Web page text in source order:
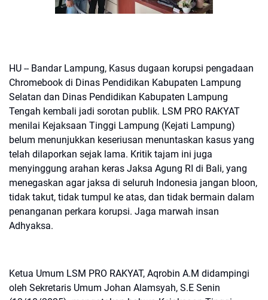
HU -- Bandar Lampung, Kasus dugaan korupsi pengadaan
Chromebook di Dinas Pendidikan Kabupaten Lampung
Selatan dan Dinas Pendidikan Kabupaten Lampung
Tengah kembali jadi sorotan publik. LSM PRO RAKYAT
menilai Kejaksaan Tinggi Lampung (Kejati Lampung)
belum menunjukkan keseriusan menuntaskan kasus yang
telah dilaporkan sejak lama. Kritik tajam ini juga
menyinggung arahan keras Jaksa Agung RI di Bali, yang
menegaskan agar jaksa di seluruh Indonesia jangan bloon,
tidak takut, tidak tumpul ke atas, dan tidak bermain dalam
penanganan perkara korupsi. Jaga marwah insan
Adhyaksa.
Ketua Umum LSM PRO RAKYAT, Aqrobin A.M didampingi
oleh Sekretaris Umum Johan Alamsyah, S.E Senin